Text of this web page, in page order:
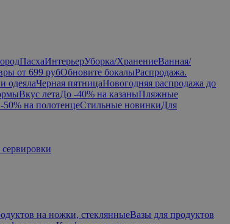
ПасхаИнтерьерУборка/ХранениеВанная/
от 699 рубОбновите бокалыРаспродажа.
одеялаЧерная пятницаНовогодняя распродажа до
Вкус летаДо -40% на казаныПляжные
50% на полотенцеСтильные новинкиДля
на ножки, стеклянныеВазы для продуктов